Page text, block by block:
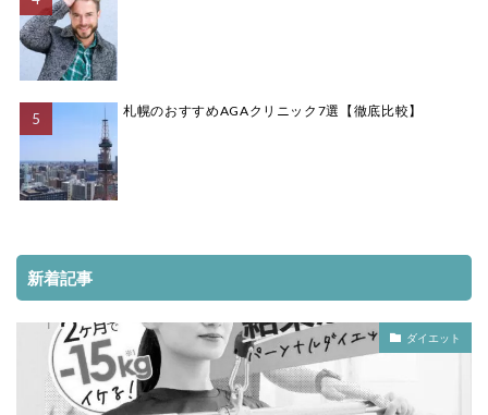
札幌のおすすめAGAクリニック7選【徹底比較】
新着記事
ダイエット